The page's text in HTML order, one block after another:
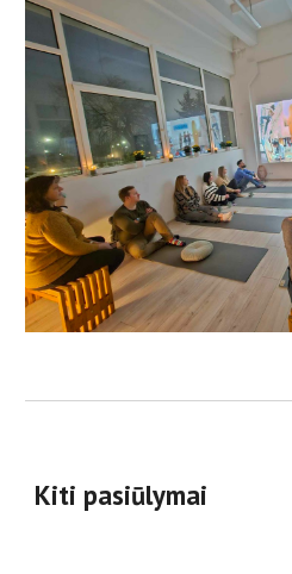
Kiti pasiūlymai